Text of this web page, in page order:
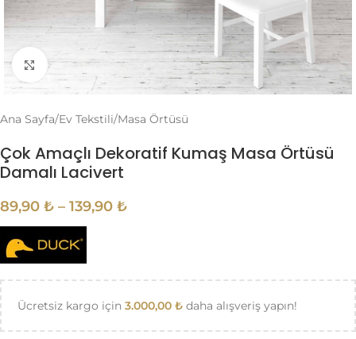
Büyütmek için tıklayın
Ana Sayfa/Ev Tekstili/Masa Örtüsü
Çok Amaçlı Dekoratif Kumaş Masa Örtüsü
Damalı Lacivert
89,90 ₺ – 139,90 ₺
Ücretsiz kargo için 3.000,00 ₺ daha alışveriş yapın!